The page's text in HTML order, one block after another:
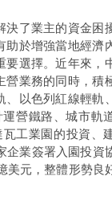
了業主的資金困
於增強當地經濟
要選擇。近年來，
業務的同時，積
、以色列紅線輕軌
營鐵路、城市軌
工業園的投資、
企業簽署入園投資
美元，整體形勢良